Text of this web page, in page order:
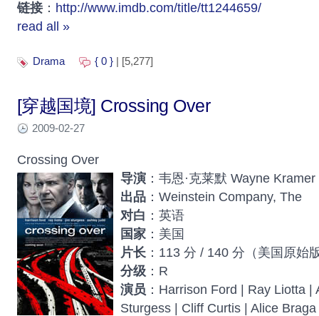
链接 ： http://www.imdb.com/title/tt1244659/
read all »
Drama { 0 } | [5,277]
[穿越国境] Crossing Over
2009-02-27
Crossing Over
导演 ：韦恩·克莱默 Wayne Kramer
出品 ：Weinstein Company, The
对白 ：英语
国家 ：美国
片长 ：113 分 / 140 分（美国原始
分级 ：R
演员 ：Harrison Ford | Ray Liotta |
Sturgess | Cliff Curtis | Alice